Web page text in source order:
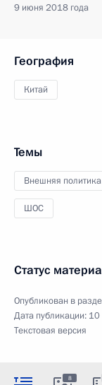
9 июня 2018 года
География
Китай
Темы
Внешняя политика
ШОС
Статус
Опубликован в
Дата публикации: 10
Текстовая версия
8